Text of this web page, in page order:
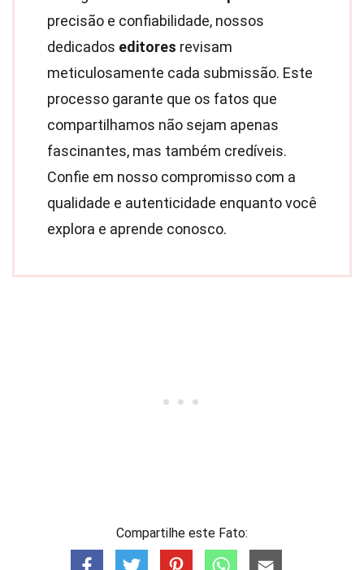
precisão e confiabilidade, nossos
dedicados editores revisam
meticulosamente cada submissão. Este
processo garante que os fatos que
compartilhamos não sejam apenas
fascinantes, mas também credíveis.
Confie em nosso compromisso com a
qualidade e autenticidade enquanto você
explora e aprende conosco.
Compartilhe este Fato: